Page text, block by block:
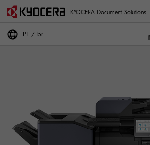
KYOCERA Document Solutions
PT br